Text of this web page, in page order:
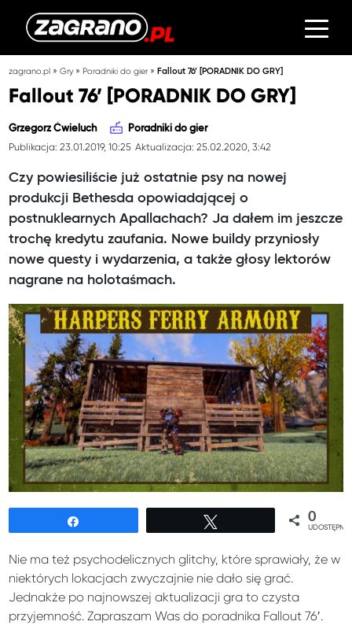
zagrano.pl »Gry» Poradniki do gier »Fallout 76’ [PORADNIK DO GRY]
Fallout 76’ [PORADNIK DO GRY]
Grzegorz Ćwieluch Poradniki do gier
Publikacja: 23.01.2019, 10:25 Aktualizacja: 25.02.2020, 3:42
Czy powiesiliście już ostatnie psy na nowej
produkcji Bethesda opowiadającej o
postnuklearnych Apallachach? Ja dałem im jeszcze
trochę kredytu zaufania. Nowe buildy przyniosły
nowe questy i wydarzenia, a także głosy lektorów
nagrane na holotaśmach.
0
Nie ma też psychodelicznych glitchy, które sprawiały, że w
niektórych lokacjach zwyczajnie nie dało się grać.
Jednakże po najnowszej aktualizacji gra to czysta
przyjemność. Zapraszam Was do poradnika Fallout 76′.